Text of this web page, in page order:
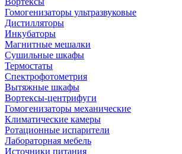
Гомогенизаторы ультразвуковые
Дистилляторы
Инкубаторы
Магнитные мешалки
Сушильные шкафы
Термостаты
Спектрофотометрия
Вытяжные шкафы
Вортексы-центрифуги
Гомогенизаторы механические
Климатические камеры
Ротационные испарители
Лабораторная мебель
Источники питания